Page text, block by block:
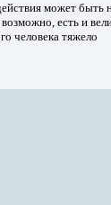
может быть
есть и
человека тяжело